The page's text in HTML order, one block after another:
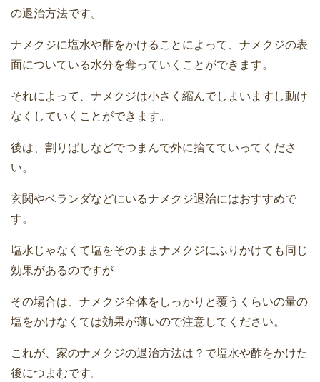
の退治方法です。
ナメクジに塩水や酢をかけることによって、ナメクジの表
面についている水分を奪っていくことができます。
それによって、ナメクジは小さく縮んでしまいますし動け
なくしていくことができます。
後は、割りばしなどでつまんで外に捨てていってくださ
い。
玄関やベランダなどにいるナメクジ退治にはおすすめで
す。
塩水じゃなくて塩をそのままナメクジにふりかけても同じ
効果があるのですが
その場合は、ナメクジ全体をしっかりと覆うくらいの量の
塩をかけなくては効果が薄いので注意してください。
これが、家のナメクジの退治方法は？で塩水や酢をかけた
後につまむです。